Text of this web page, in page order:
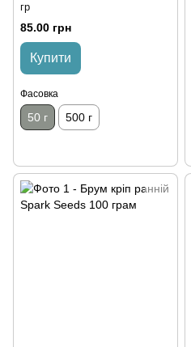
гр
85.00 грн
Купити
Фасовка
50 г 500 г